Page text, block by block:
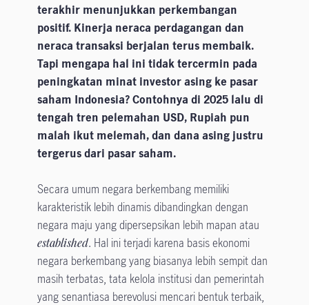
terakhir menunjukkan perkembangan
positif. Kinerja neraca perdagangan dan
neraca transaksi berjalan terus membaik.
Tapi mengapa hal ini tidak tercermin pada
peningkatan minat investor asing ke pasar
saham Indonesia? Contohnya di 2025 lalu di
tengah tren pelemahan USD, Rupiah pun
malah ikut melemah, dan dana asing justru
tergerus dari pasar saham.
Secara umum negara berkembang memiliki
karakteristik lebih dinamis dibandingkan dengan
negara maju yang dipersepsikan lebih mapan atau
established. Hal ini terjadi karena basis ekonomi
negara berkembang yang biasanya lebih sempit dan
masih terbatas, tata kelola institusi dan pemerintah
yang senantiasa berevolusi mencari bentuk terbaik,